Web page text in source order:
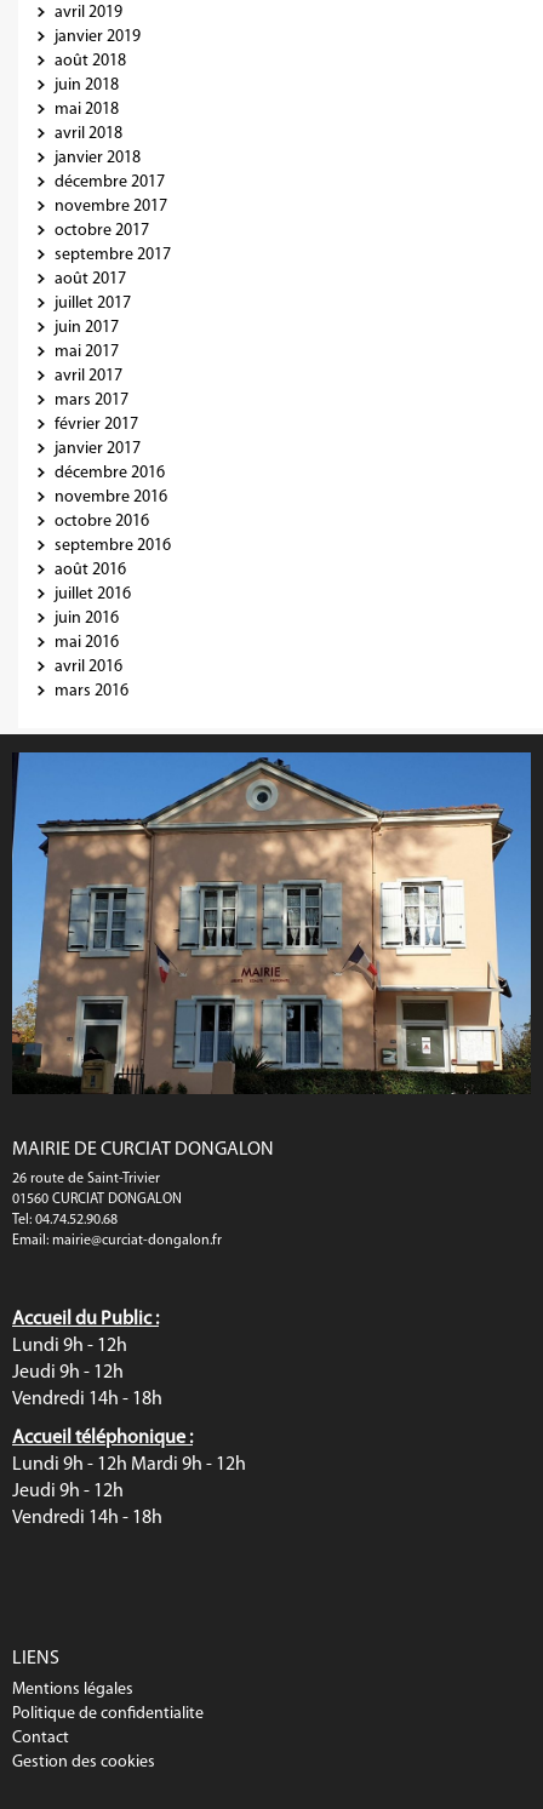
avril 2019
janvier 2019
août 2018
juin 2018
mai 2018
avril 2018
janvier 2018
décembre 2017
novembre 2017
octobre 2017
septembre 2017
août 2017
juillet 2017
juin 2017
mai 2017
avril 2017
mars 2017
février 2017
janvier 2017
décembre 2016
novembre 2016
octobre 2016
septembre 2016
août 2016
juillet 2016
juin 2016
mai 2016
avril 2016
mars 2016
MAIRIE DE CURCIAT DONGALON
26 route de Saint-Trivier
01560 CURCIAT DONGALON
Tel: 04.74.52.90.68
Email: mairie@curciat-dongalon.fr
Accueil du Public :
Lundi 9h - 12h
Jeudi 9h - 12h
Vendredi 14h - 18h
Accueil téléphonique :
Lundi 9h - 12h Mardi 9h - 12h
Jeudi 9h - 12h
Vendredi 14h - 18h
LIENS
Mentions légales
Politique de confidentialite
Contact
Gestion des cookies